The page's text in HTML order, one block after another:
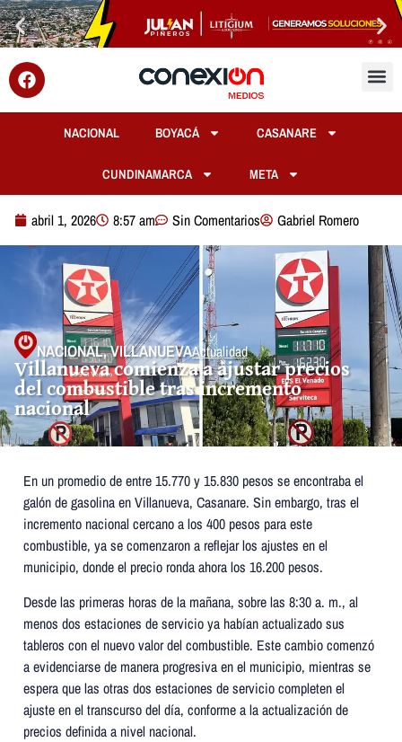
NACIONAL BOYACÁ CASANARE
CUNDINAMARCA META
abril 1, 2026 8:57 am Sin Comentarios Gabriel Romero
NACIONAL,VILLANUEVAActualidad
Villanueva comienza a ajustar precios
del combustible tras incremento
nacional
En un promedio de entre 15.770 y 15.830 pesos se encontraba el
galón de gasolina en Villanueva, Casanare. Sin embargo, tras el
incremento nacional cercano a los 400 pesos para este
combustible, ya se comenzaron a reflejar los ajustes en el
municipio, donde el precio ronda ahora los 16.200 pesos.
Desde las primeras horas de la mañana, sobre las 8:30 a. m., al
menos dos estaciones de servicio ya habían actualizado sus
tableros con el nuevo valor del combustible. Este cambio comenzó
a evidenciarse de manera progresiva en el municipio, mientras se
espera que las otras dos estaciones de servicio completen el
ajuste en el transcurso del día, conforme a la actualización de
precios definida a nivel nacional.